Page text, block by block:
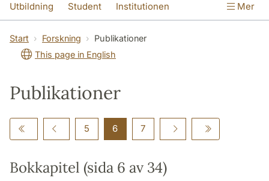
Utbildning Student Institutionen
Forskning Kontakt
Mer
Start Forskning
Publikationer
This page in English
Publikationer
5 6 7
Bokkapitel (sida 6 av 34)